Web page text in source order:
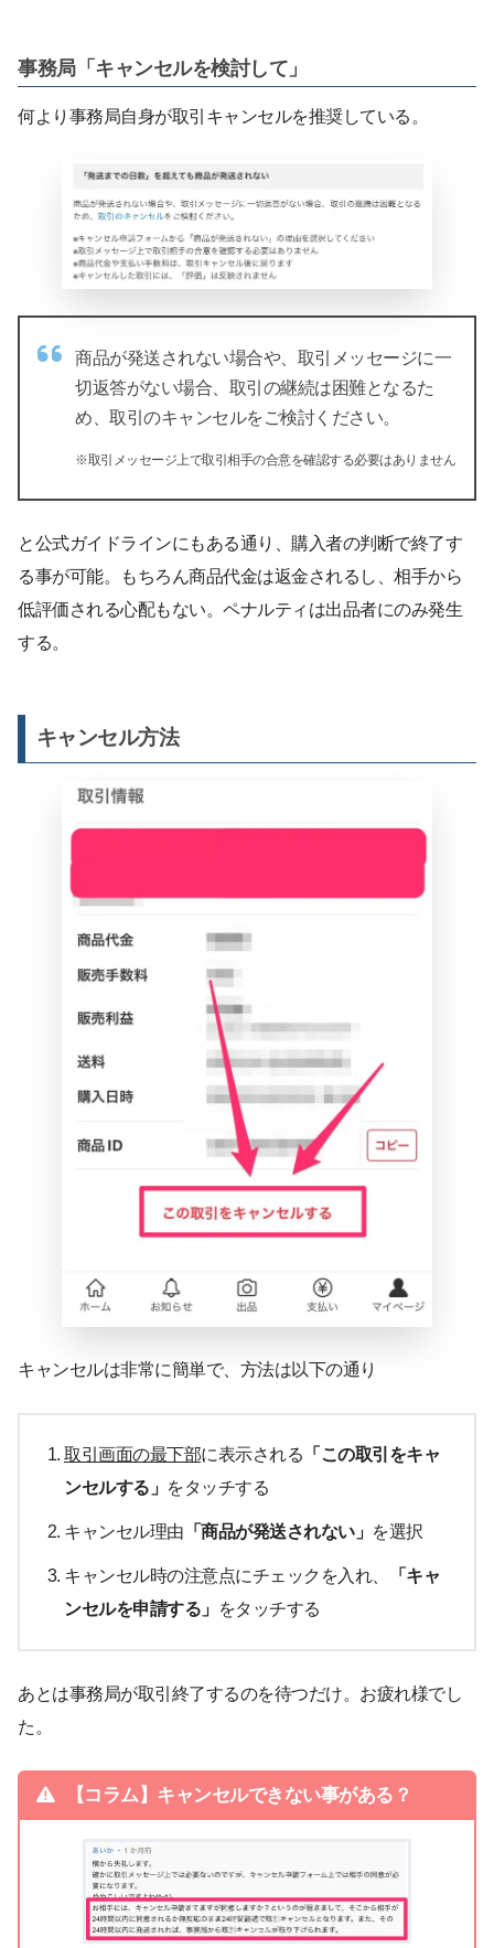
事務局「キャンセルを検討して」
何より事務局自身が取引キャンセルを推奨している。
商品が発送されない場合や、取引メッセージに一
切返答がない場合、取引の継続は困難となるた
め、取引のキャンセルをご検討ください。
※取引メッセージ上で取引相手の合意を確認する必要はありません
と公式ガイドラインにもある通り、購入者の判断で終了す
る事が可能。もちろん商品代金は返金されるし、相手から
低評価される心配もない。ペナルティは出品者にのみ発生
する。
キャンセル方法
キャンセルは非常に簡単で、方法は以下の通り
取引画面の最下部に表示される 「この取引をキャ
ンセルする」 をタッチする
キャンセル理由 「商品が発送されない」 を選択
キャンセル時の注意点にチェックを入れ、
「キャ
ンセルを申請する」 をタッチする
あとは事務局が取引終了するのを待つだけ。お疲れ様でし
た。
【コラム】キャンセルできない事がある？